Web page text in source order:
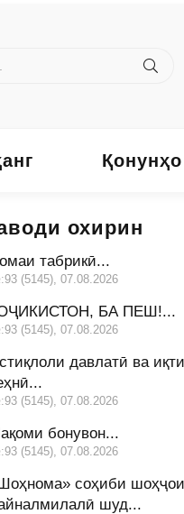
Қонунҳо
охирин
табрикӣ...
(5145), 07.08.2026
БА ПЕШ!...
(5145), 07.08.2026
давлатӣ ва
(5145), 07.08.2026
бонувон...
(5145), 07.08.2026
соҳиби
шуд...